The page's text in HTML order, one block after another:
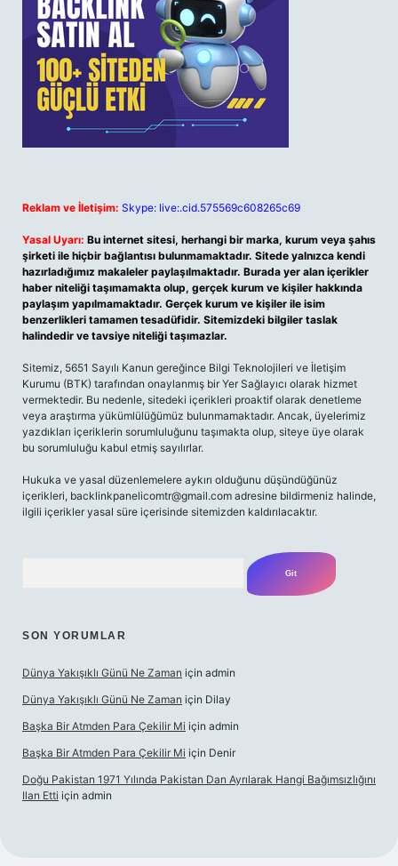
Reklam ve İletişim: Skype: live:.cid.575569c608265c69
Yasal Uyarı: Bu internet sitesi, herhangi bir marka, kurum veya şahıs
şirketi ile hiçbir bağlantısı bulunmamaktadır. Sitede yalnızca kendi
hazırladığımız makaleler paylaşılmaktadır. Burada yer alan içerikler
haber niteliği taşımamakta olup, gerçek kurum ve kişiler hakkında
paylaşım yapılmamaktadır. Gerçek kurum ve kişiler ile isim
benzerlikleri tamamen tesadüfidir. Sitemizdeki bilgiler taslak
halindedir ve tavsiye niteliği taşımazlar.
Sitemiz, 5651 Sayılı Kanun gereğince Bilgi Teknolojileri ve İletişim
Kurumu (BTK) tarafından onaylanmış bir Yer Sağlayıcı olarak hizmet
vermektedir. Bu nedenle, sitedeki içerikleri proaktif olarak denetleme
veya araştırma yükümlülüğümüz bulunmamaktadır. Ancak, üyelerimiz
yazdıkları içeriklerin sorumluluğunu taşımakta olup, siteye üye olarak
bu sorumluluğu kabul etmiş sayılırlar.
Hukuka ve yasal düzenlemelere aykırı olduğunu düşündüğünüz
içerikleri, backlinkpanelicomtr@gmail.com adresine bildirmeniz halinde,
ilgili içerikler yasal süre içerisinde sitemizden kaldırılacaktır.
SON YORUMLAR
Dünya Yakışıklı Günü Ne Zaman için admin
Dünya Yakışıklı Günü Ne Zaman için Dilay
Başka Bir Atmden Para Çekilir Mi için admin
Başka Bir Atmden Para Çekilir Mi için Denir
Doğu Pakistan 1971 Yılında Pakistan Dan Ayrılarak Hangi Bağımsızlığını
Ilan Etti için admin